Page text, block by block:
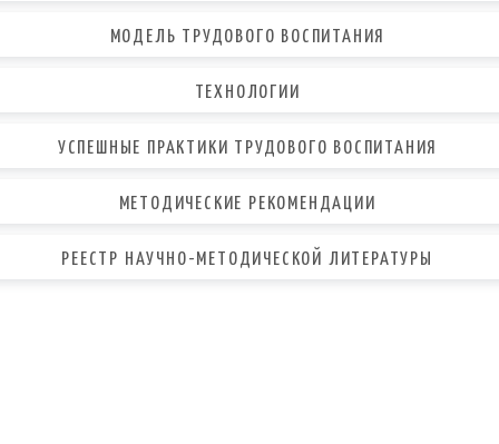
МОДЕЛЬ ТРУДОВОГО ВОСПИТАНИЯ
ТЕХНОЛОГИИ
УСПЕШНЫЕ ПРАКТИКИ ТРУДОВОГО ВОСПИТАНИЯ
МЕТОДИЧЕСКИЕ РЕКОМЕНДАЦИИ
РЕЕСТР НАУЧНО-МЕТОДИЧЕСКОЙ ЛИТЕРАТУРЫ